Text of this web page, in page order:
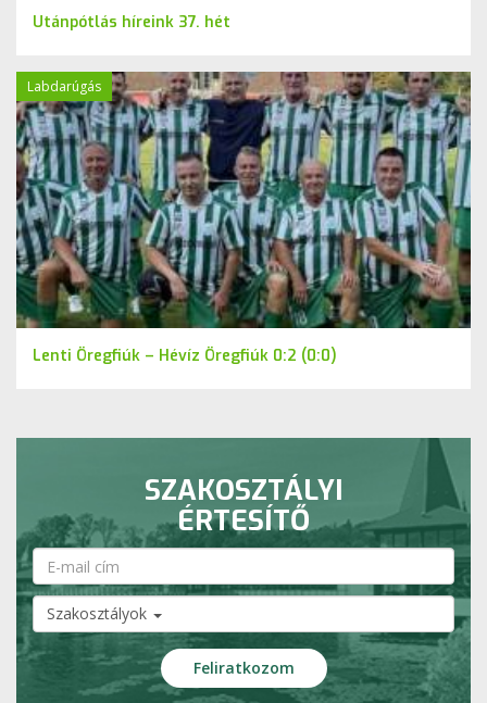
Utánpótlás híreink 37. hét
Labdarúgás
Lenti Öregfiúk – Hévíz Öregfiúk 0:2 (0:0)
SZAKOSZTÁLYI
ÉRTESÍTŐ
Szakosztályok